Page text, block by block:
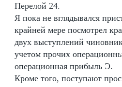
Перелой 24.
Я пока не вглядывался
крайней мере посмотрел
двух выступлений
учетом прочих
операционная прибыль Э.
Кроме того, поступают